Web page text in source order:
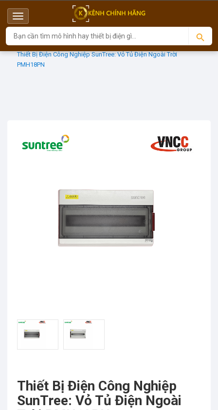
Menu
Top
Sản phẩm Vỏ tủ điện IP65
Thiết Bị Điện Công Nghiệp SunTree: Vỏ Tủ Điện Ngoài Trời
PMH18PN
Thiết Bị Điện Công Nghiệp
SunTree: Vỏ Tủ Điện Ngoài